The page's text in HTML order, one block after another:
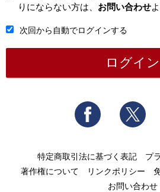
りにならない方は、 お問い合わせ
次回から自動でログインする
Facebook
特定商取引法に基づく表記
プ
著作権について
リンクポリシー
お問い合わせ